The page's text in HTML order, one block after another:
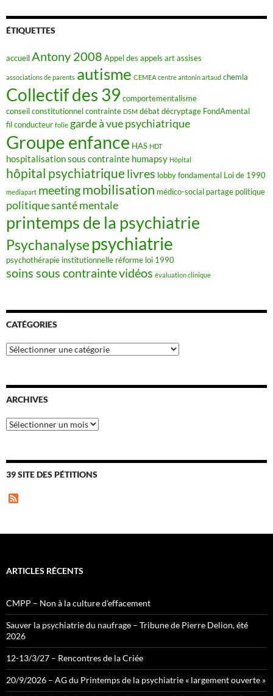
b
o
o
ÉTIQUETTES
accueilAntony 2008 Appel des appels artassises
associations de parents autisme CEMEA centre antonin artaud chemla
Collectif des 39 comportementalisme
conseil constitutionnelcontrainte DSM débatdécryptage FondAmental
fil conducteur folie garde à vue psychiatrique
Groupe enfance HAS HDT
hospitalisation sous contrainte humapsy Hôpital
hôpital psychiatriquelivres lobby fondamental Loi de 1990
mediapart meetingmobilisation médico-social partage politique
politique santé mentale
printemps de la psychiatrie
Psychanalyse psychiatrie
psychothérapie institutionnelle réforme loi 1990
soins sous contraintevidéos évaluation clinique
CATÉGORIES
Catégories
ARCHIVES
Archives
39 SITE DES PÉTITIONS
ARTICLES RÉCENTS
CMPP – Non à la culture d’effacement
Sauver la psychiatrie du naufrage – Tribune de Pierre Delion, été
2026
12-13/3/27 – Rencontres de la Criée
20/9/2026 – AG du Printemps de la psychiatrie « largement ouverte »